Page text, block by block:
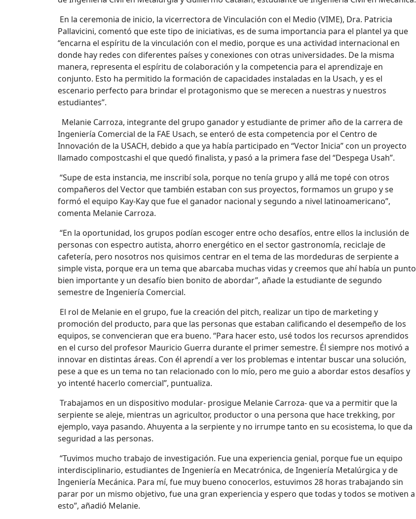
En la ceremonia de inicio, la vicerrectora de Vinculación con el Medio (VIME), Dra. Patricia
Pallavicini, comentó que este tipo de iniciativas, es de suma importancia para el plantel ya que
“encarna el espíritu de la vinculación con el medio, porque es una actividad internacional en
donde hay redes con diferentes países y conexiones con otras universidades. De la misma
manera, representa el espíritu de colaboración y la competencia para el aprendizaje en
conjunto. Esto ha permitido la formación de capacidades instaladas en la Usach, y es el
escenario perfecto para brindar el protagonismo que se merecen a nuestras y nuestros
estudiantes”.
Melanie Carroza, integrante del grupo ganador y estudiante de primer año de la carrera de
Ingeniería Comercial de la FAE Usach, se enteró de esta competencia por el Centro de
Innovación de la USACH, debido a que ya había participado en “Vector Inicia” con un proyecto
llamado compostcashi el que quedó finalista, y pasó a la primera fase del “Despega Usah”.
“Supe de esta instancia, me inscribí sola, porque no tenía grupo y allá me topé con otros
compañeros del Vector que también estaban con sus proyectos, formamos un grupo y se
formó el equipo Kay-Kay que fue el ganador nacional y segundo a nivel latinoamericano”,
comenta Melanie Carroza.
“En la oportunidad, los grupos podían escoger entre ocho desafíos, entre ellos la inclusión de
personas con espectro autista, ahorro energético en el sector gastronomía, reciclaje de
cafetería, pero nosotros nos quisimos centrar en el tema de las mordeduras de serpiente a
simple vista, porque era un tema que abarcaba muchas vidas y creemos que ahí había un punto
bien importante y un desafío bien bonito de abordar”, añade la estudiante de segundo
semestre de Ingeniería Comercial.
El rol de Melanie en el grupo, fue la creación del pitch, realizar un tipo de marketing y
promoción del producto, para que las personas que estaban calificando el desempeño de los
equipos, se convencieran que era bueno. “Para hacer esto, usé todos los recursos aprendidos
en el curso del profesor Mauricio Guerra durante el primer semestre. Él siempre nos motivó a
innovar en distintas áreas. Con él aprendí a ver los problemas e intentar buscar una solución,
pese a que es un tema no tan relacionado con lo mío, pero me guio a abordar estos desafíos y
yo intenté hacerlo comercial”, puntualiza.
Trabajamos en un dispositivo modular- prosigue Melanie Carroza- que va a permitir que la
serpiente se aleje, mientras un agricultor, productor o una persona que hace trekking, por
ejemplo, vaya pasando. Ahuyenta a la serpiente y no irrumpe tanto en su ecosistema, lo que da
seguridad a las personas.
“Tuvimos mucho trabajo de investigación. Fue una experiencia genial, porque fue un equipo
interdisciplinario, estudiantes de Ingeniería en Mecatrónica, de Ingeniería Metalúrgica y de
Ingeniería Mecánica. Para mí, fue muy bueno conocerlos, estuvimos 28 horas trabajando sin
parar por un mismo objetivo, fue una gran experiencia y espero que todas y todos se motiven a
esto”, añadió Melanie.